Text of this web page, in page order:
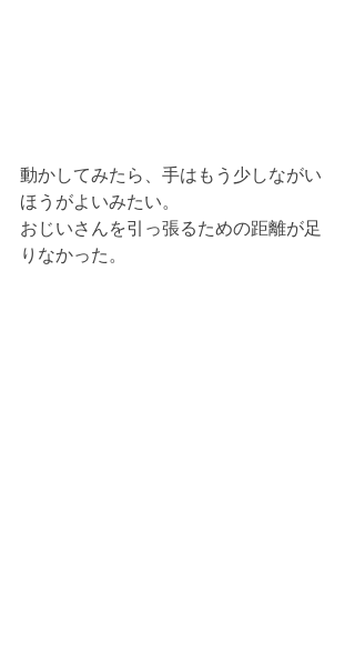
動かしてみたら、手はもう少しながい
ほうがよいみたい。
おじいさんを引っ張るための距離が足
りなかった。